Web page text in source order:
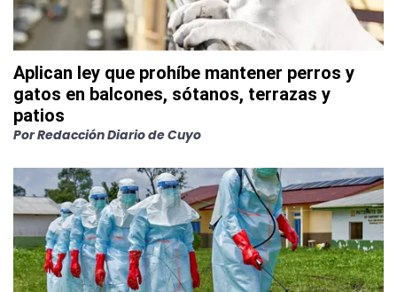
Aplican ley que prohíbe mantener perros y
gatos en balcones, sótanos, terrazas y
patios
PorRedacción Diario de Cuyo